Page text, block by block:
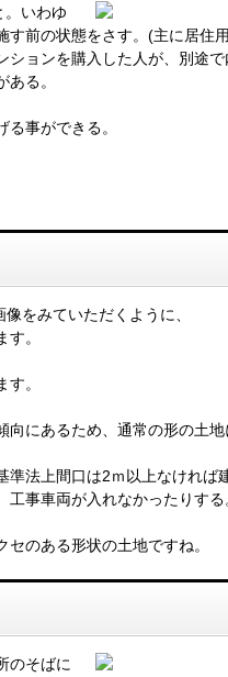
。いわゆ
前の状態をさす。(主に居住
ョンを購入した人が、別途
る。
事ができる。
像をみていただくように、
。
。
にあるため、通常の形の土地
法上間口は2ｍ以上なければ
事車両が入れなかったりする
のある形状の土地ですね。
のそばに